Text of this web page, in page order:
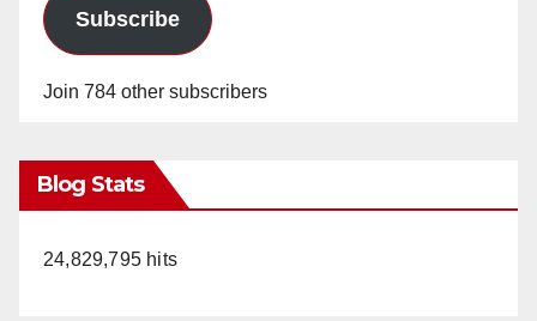
Subscribe
Join 784 other subscribers
Blog Stats
24,829,795 hits